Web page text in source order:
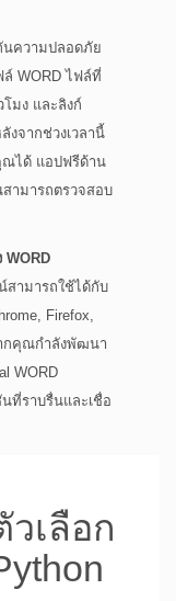
นความปลอดภัย
WORD ไฟล์ที่
มง และลิงก์
งจากช่วงเวลานี้
ณได้ แอปฟรีด้าน
ามารถตรวจสอบ
WORD
สามารถใช้ได้กับ
Firefox,
กคุณกำลังพัฒนา
WORD
ที่ราบรื่นและเชื่อ
เลือก